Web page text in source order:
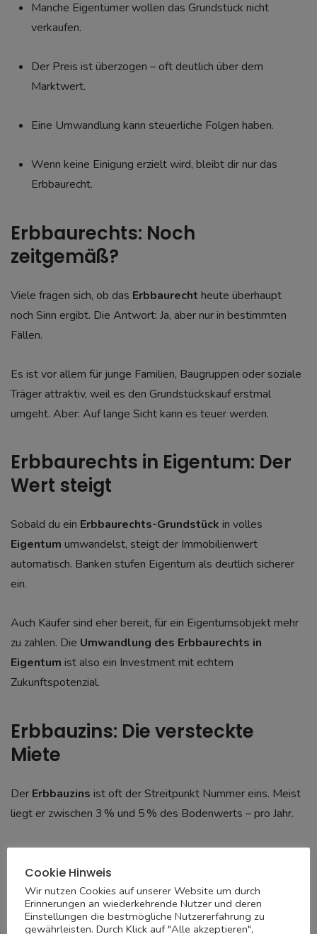
Manche Eigentümer wollen das Grundstück nicht
verkaufen.
Der Preis ist überzogen – oft deutlich über dem
Marktwert.
Eine Umwandlung kann steuerliche Folgen haben.
Wenn keine Einigung erzielt wird, bleibt dir nur das
Erbbaurecht.
Erbbaurechts: Noch
zeitgemäß?
Viele fragen sich, ob das Erbbaurecht heute überhaupt
noch Sinn ergibt. Die Antwort: Ja, aber nur in bestimmten
Fällen.
Es ist vor allem für junge Familien, Baugruppen oder soziale
Träger attraktiv, weil es den Grundstückskauf erstmal
umgeht. Aber: Auf lange Sicht kann es teuer werden.
Erbbaurechts in Eigentum: Der
Wert steigt
Sobald du ein Erbbaurechts-Grundstück in volles
Eigentum umwandelst, steigt der Immobilienwert
automatisch. Banken stufen Eigentum als deutlich sicherer
ein.
Auch Käufer sind eher bereit, für ein Eigentumsobjekt mehr
zu zahlen. Die Umwandlung des Erbbaurechts in
Eigentum ist also ein Investment mit echtem
Zukunftspotenzial.
Erbbauzins: Die versteckte
Miete
Der Erbbauzins ist oft der Streitpunkt Nummer eins. Meist
liegt er zwischen 3 % und 5 % des Bodenwerts – pro Jahr.
Bei steigenden Grundstückspreisen kann das richtig ins Geld
gehen. Einige Verträge erlauben eine Anpassung alle zehn
Jahre – und das kann teuer werden.
Cookie Hinweis
Wir nutzen Cookies auf unserer Website um durch
Erinnerungen an wiederkehrende Nutzer und deren
Einstellungen die bestmögliche Nutzererfahrung zu
gewährleisten. Durch Klick auf "Alle akzeptieren",